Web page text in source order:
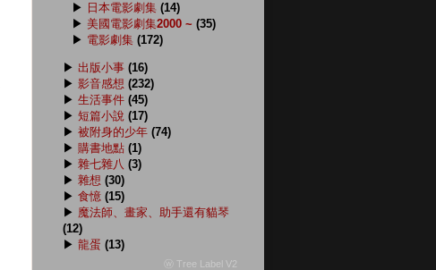
▶ 日本電影劇集 (14)
▶ 美國電影劇集2000 ~ (35)
▶ 電影劇集 (172)
▶ 出版小事 (16)
▶ 影音感想 (232)
▶ 生活事件 (45)
▶ 短篇小說 (17)
▶ 被附身的少年 (74)
▶ 購書地點 (1)
▶ 雜七雜八 (3)
▶ 雜想 (30)
▶ 食憶 (15)
▶ 魔法師、畫家、助手還有貓琴
(12)
▶ 龍蛋 (13)
ⓦ Tree Label V2